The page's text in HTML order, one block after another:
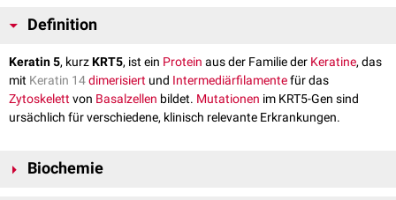
Definition
Keratin 5, kurzKRT5, ist ein Protein aus der Familie der Keratine, das
mit Keratin 14dimerisiert und Intermediärfilamentefür das
Zytoskelettvon Basalzellen bildet. Mutationen im KRT5-Gen sind
ursächlich für verschiedene, klinisch relevante Erkrankungen.
Biochemie